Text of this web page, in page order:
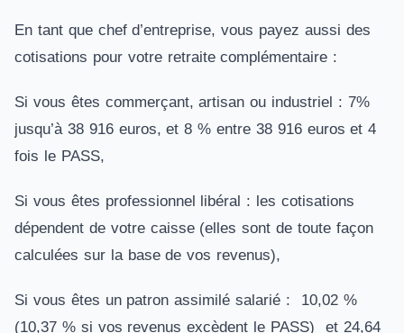
En tant que chef d’entreprise, vous payez aussi des
cotisations pour votre retraite complémentaire :
Si vous êtes commerçant, artisan ou industriel : 7%
jusqu’à 38 916 euros, et 8 % entre 38 916 euros et 4
fois le PASS,
Si vous êtes professionnel libéral : les cotisations
dépendent de votre caisse (elles sont de toute façon
calculées sur la base de vos revenus),
Si vous êtes un patron assimilé salarié : 10,02 %
(10,37 % si vos revenus excèdent le PASS) et 24,64